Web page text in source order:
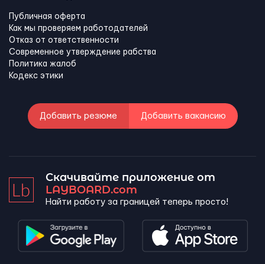
Публичная оферта
Как мы проверяем работодателей
Отказ от ответственности
Современное утверждение рабства
Политика жалоб
Кодекс этики
Добавить резюме Добавить вакансию
Скачивайте приложение от
LAYBOARD.com
Найти работу за границей теперь просто!